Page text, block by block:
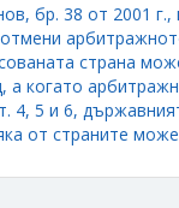
бр. 38 от 2001
страна
когато
4, 5 и 6,
от страните